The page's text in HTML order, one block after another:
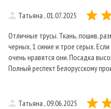
Татьяна , 01.07.2025
Отличные трусы. Ткань, пошив,
черных, 1 синие и трое серых.
очень нравятся они. Посадка
Полный респект Белорусскому
Татьяна , 09.06.2025